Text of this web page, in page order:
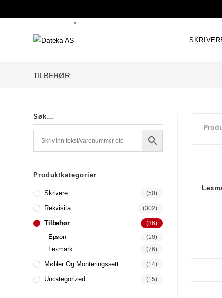
to
*
TILBEHØR
Søk…
Produktkategorier
Skrivere (50)
Rekvisita (302)
Tilbehør (86)
Epson (10)
Lexmark (76)
Møbler Og Monteringssett (14)
Uncategorized (15)